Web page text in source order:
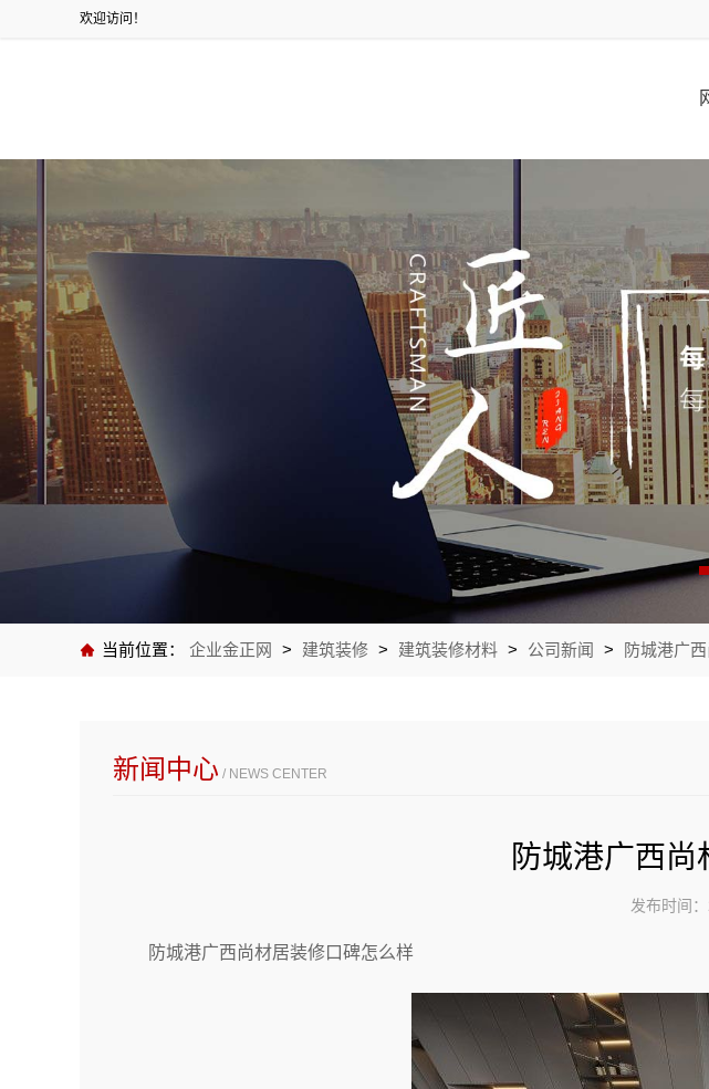
欢迎访问！
当前位置： 企业金正网 > 建筑装修 > 建筑装修材料 > 公司新闻 > 防城港广
新闻中心 / NEWS CENTER
防城港广西
发布时间
防城港广西尚材居装修口碑怎么样